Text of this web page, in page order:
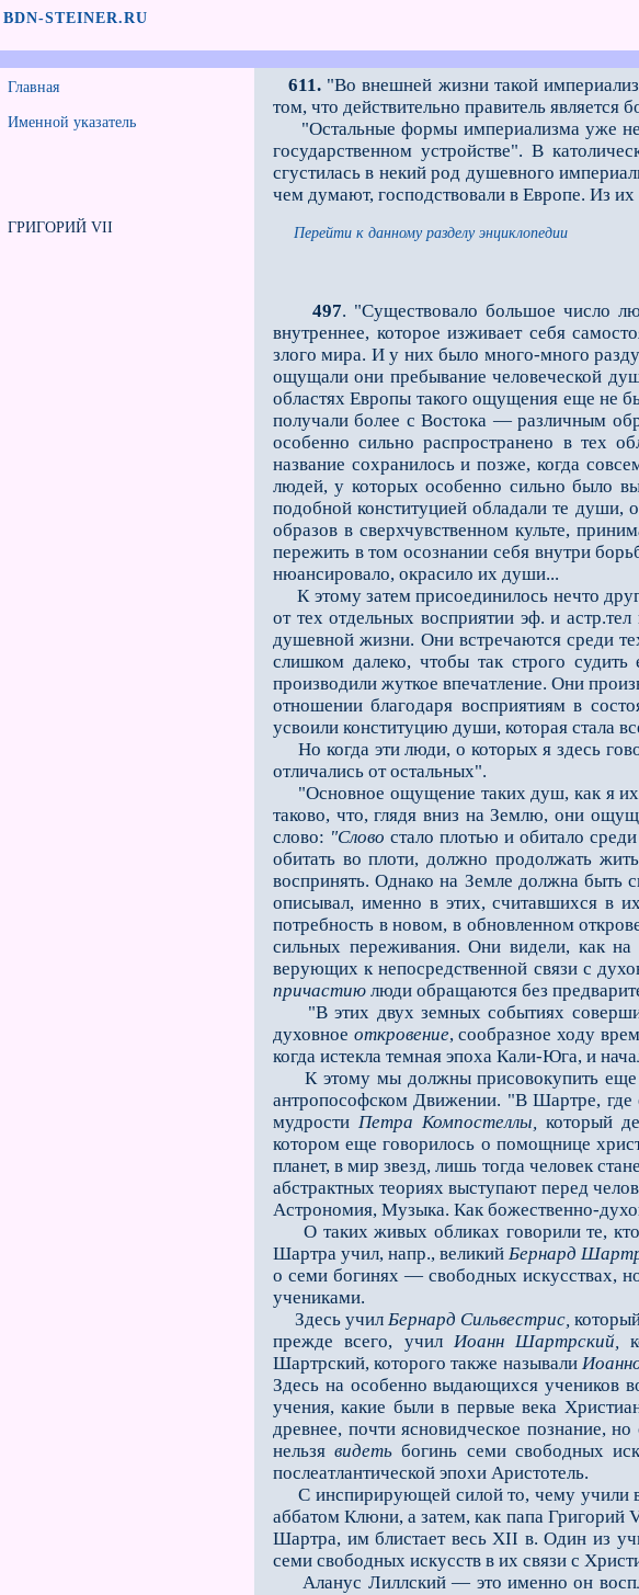
BDN-STEINER.RU
Главная
Именной указатель
ГРИГОРИЙ VII
611. "Во внешней жизни такой
том, что действительно правитель
"Остальные формы империализма уже не
государственном устройстве". В
сгустилась в некий род душевного
чем думают, господствовали в Европе. Из
Перейти к данному разделу энциклопедии
497. "Существовало большое число
внутреннее, которое изживает себя
злого мира. И у них было много-много
ощущали они пребывание человеческой
областях Европы такого ощущения еще не
получали бо­лее с Востока — различным
особенно сильно распространено в тех
название сохранилось и поз­же, когда
людей, у которых особенно сильно было
подобной конституцией обладали те
обра­зов в сверхчувственном культе,
пережить в том осознании себя внутри
нюансировало, окрасило их души...
К этому затем присоединилось нечто
от тех отдельных восприятии эф. и
душевной жизни. Они встречаются среди
слишком далеко, чтобы так строго
производили жуткое впечатление. Они
отношении благодаря восприятиям в
усвоили конституцию души, которая стала
Но когда эти люди, о которых я здесь
отличались от остальных".
"Основное ощущение таких душ, как я их
таково, что, глядя вниз на Землю, они
слово: "Слово стало плотью и обитало
оби­тать во плоти, должно продолжать
воспринять. Однако на Земле должна
описывал, именно в этих, считавшихся в
потребность в новом, в обновленном
сильных переживания. Они видели, как
верующих к непосредственной связи с
причастию люди обращаются без
"В этих двух земных событиях
духовное откровение, сообразное ходу
когда истекла темная эпоха Кали-Юга, и
К этому мы должны присовокупить еще
антропософском Движении. "В Шартре, где
мудрости Петра Компостеллы, который
котором еще гово­рилось о помощнице
планет, в мир звезд, лишь тогда человек
абстрактных теориях выступают перед
Астрономия, Музы­ка. Как божественно-
О таких живых обликах говорили те,
Шартра учил, напр., великийБернард
о семи богинях — свободных искус­ствах,
учениками.
Здесь училБернард Сильвестрис,
прежде всего, учил Иоанн Шартрский,
Шартрский, которого также называли
Здесь на особенно выдающихся учеников
учения, какие были в первые века
древнее, почти ясновидческое познание,
нельзявидеть богинь семи свободных
послеатлантической эпохи Аристотель.
С инспирирующей силой то, чему учили
аббатом Клюни, а затем, как папа Григорий
Шартра, им блистает весь ХII в. Один из
семи свободных искусств в их связи с
Аланус Лиллский — это именно он